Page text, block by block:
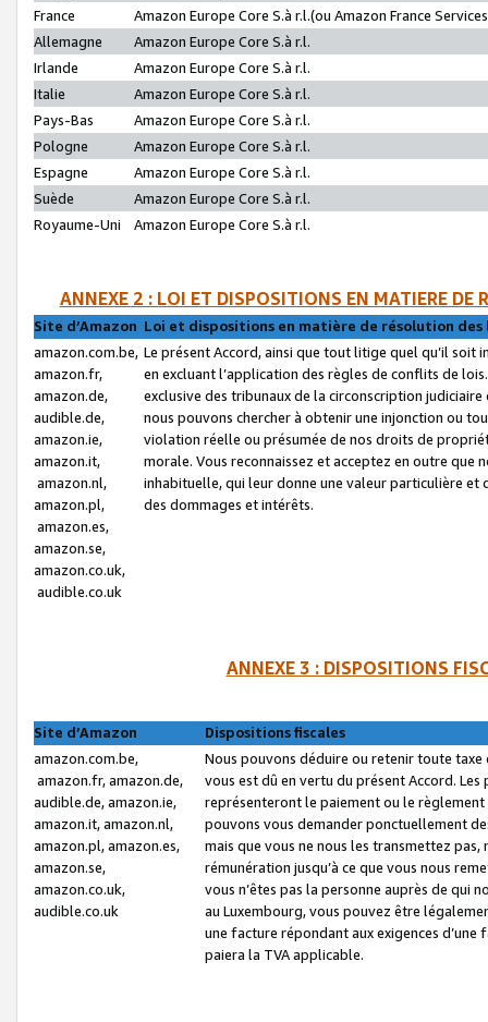
France
Amazon Europe Core S.à r.l.(ou Amazon France
Allemagne
Amazon Europe Core S.à r.l.
Irlande
Amazon Europe Core S.à r.l.
Italie
Amazon Europe Core S.à r.l.
Pays-Bas
Amazon Europe Core S.à r.l.
Pologne
Amazon Europe Core S.à r.l.
Espagne
Amazon Europe Core S.à r.l.
Suède
Amazon Europe Core S.à r.l.
Royaume-Uni
Amazon Europe Core S.à r.l.
ANNEXE 2 : LOI ET DISPOSITIONS EN MATIERE DE
Site d’Amazon Loi et dispositions en matière de résolution
amazon.com.be,
amazon.fr,
amazon.de,
audible.de,
amazon.ie,
amazon.it,
amazon.nl,
amazon.pl,
amazon.es,
amazon.se,
amazon.co.uk,
audible.co.uk
Le présent Accord, ainsi que tout litige quel qu’il soit
en excluant l’application des règles de conflits de
exclusive des tribunaux de la circonscription
nous pouvons chercher à obtenir une injonction ou
violation réelle ou présumée de nos droits de
morale. Vous reconnaissez et acceptez en outre que
inhabituelle, qui leur donne une valeur particulière
des dommages et intérêts.
ANNEXE 3 : DISPOSITIONS
Site d’Amazon
Dispositions fiscales
amazon.com.be,
amazon.fr, amazon.de,
audible.de, amazon.ie,
amazon.it, amazon.nl,
amazon.pl, amazon.es,
amazon.se,
amazon.co.uk,
audible.co.uk
Nous pouvons déduire ou retenir toute
vous est dû en vertu du présent Accord.
représenteront le paiement ou le
pouvons vous demander ponctuellement
mais que vous ne nous les transmettez
rémunération jusqu’à ce que vous nous
vous n’êtes pas la personne auprès de qui
au Luxembourg, vous pouvez être
une facture répondant aux exigences
paiera la TVA applicable.